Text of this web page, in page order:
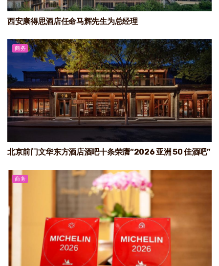
西安康得思酒店任命马辉先生为总经理
商务
北京前门文华东方酒店酒吧十条荣膺“2026 亚洲 50 佳酒吧”
商务